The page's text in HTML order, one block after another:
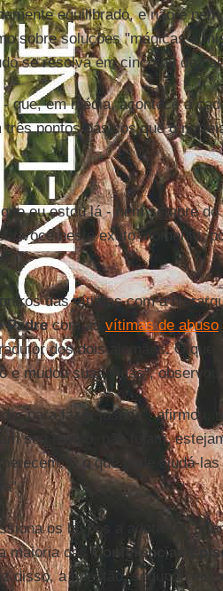
equilibrado, e não é
sobre soluções "mágicas e
se resolva em cinco ou dez
que, em média, acontece a
pontos básicos que o
eu estou lá - nem sempre
você neste exato momento,
das vítimas com a
Padrecom as vítimas de abuso
dos dois alemães. O que
e mudou suas vidas", observou
para fazer justiça", afirmou,
seu tempo, não fujam,
É o que pode ajudá-
os bispos a adotarem
maioria dasConferências
disso, a questão, segundo ele,